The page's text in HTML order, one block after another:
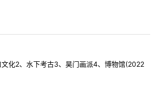
化2、水下考古3、昊门画派4、博物馆(2022